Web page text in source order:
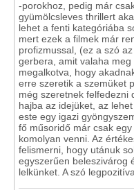
-porokhoz, pedig már
gyümölcsleves thrillert
lehet a fenti kategóriába
mert ezek a filmek már
profizmussal, (ez a szó
gerbera, amit valaha
megalkotva, hogy
erre szeretik a szemüket
még szeretnek felfedezni
hajba az idejüket, az
este egy igazi
fő műsoridő már csak
komolyan venni. Az
felismerni, hogy utánuk
egyszerűen beleszivárog
lelkünket. A szó